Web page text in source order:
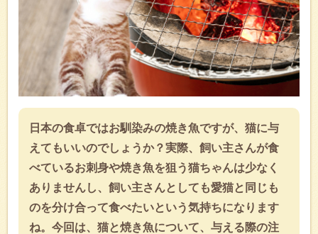
日本の食卓ではお馴染みの焼き魚ですが、猫に与
えてもいいのでしょうか？実際、飼い主さんが食
べているお刺身や焼き魚を狙う猫ちゃんは少なく
ありませんし、飼い主さんとしても愛猫と同じも
のを分け合って食べたいという気持ちになります
ね。今回は、猫と焼き魚について、与える際の注